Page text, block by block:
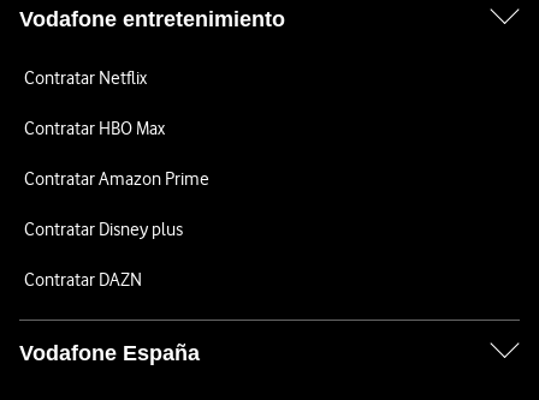
Vodafone entretenimiento
Contratar Netflix
Contratar HBO Max
Contratar Amazon Prime
Contratar Disney plus
Contratar DAZN
Vodafone España